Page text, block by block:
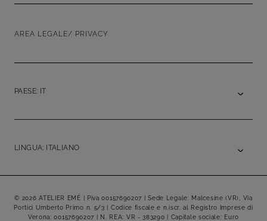
AREA LEGALE/ PRIVACY
PAESE: IT
LINGUA: ITALIANO
© 2026 ATELIER EMÉ | Piva 00157690207 | Sede Legale: Malcesine (VR), Via
Portici Umberto Primo n. 5/3 | Codice fiscale e n.iscr. al Registro Imprese di
Verona: 00157690207 | N. REA: VR - 383290 | Capitale sociale: Euro